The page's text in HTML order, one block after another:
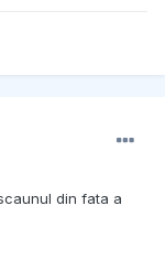
din fata a